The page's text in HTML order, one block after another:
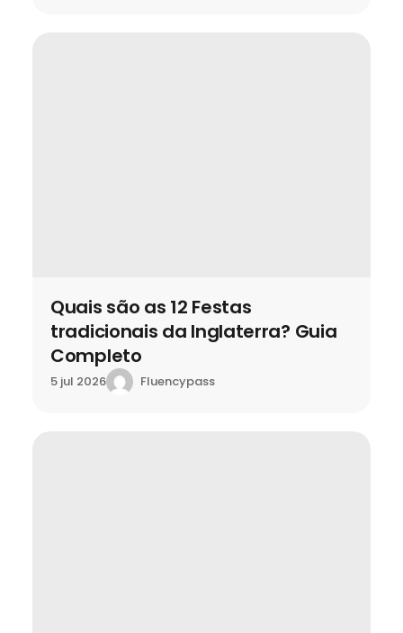
Quais são as 12 Festas
tradicionais da Inglaterra? Guia
Completo
5 jul 2026 Fluencypass